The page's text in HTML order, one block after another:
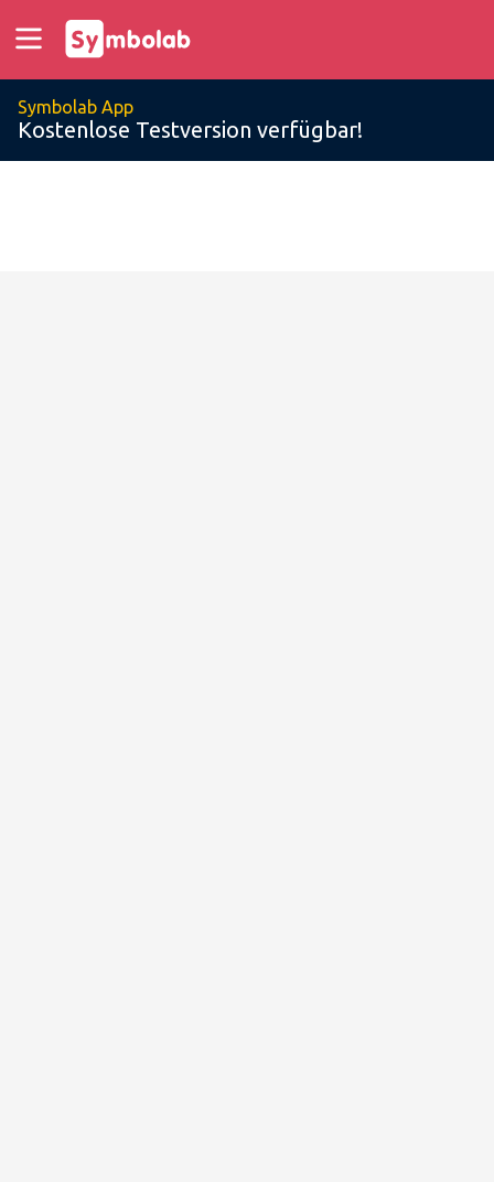
Symbolab App
Kostenlose Testversion verfügbar!